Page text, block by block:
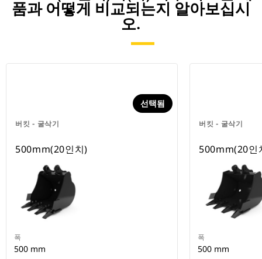
품과 어떻게 비교되는지 알아보십시
오.
버킷 - 굴삭기
선택됨
500mm(20인치)
폭
500 mm
버킷 - 굴삭기
500mm(20인
폭
500 mm